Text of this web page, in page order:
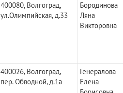
400080, Волгоград,
ул.Олимпийская, д.33
Бородинова
Ляна
Викторовна
400026, Волгоград,
пер. Обводной, д.1а
Генералова
Елена